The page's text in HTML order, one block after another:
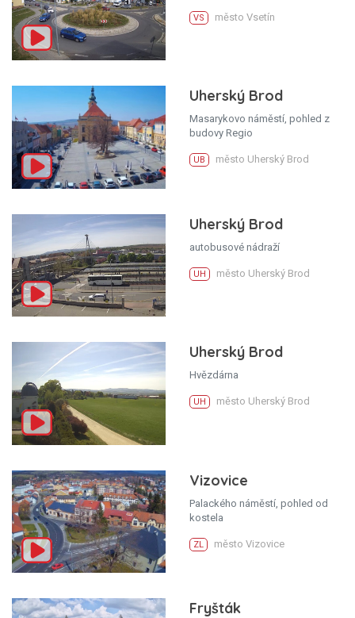
VS město Vsetín
Uherský Brod
Masarykovo náměstí, pohled z
budovy Regio
UB město Uherský Brod
Uherský Brod
autobusové nádraží
UH město Uherský Brod
Uherský Brod
Hvězdárna
UH město Uherský Brod
Vizovice
Palackého náměstí, pohled od
kostela
ZL město Vizovice
Fryšták